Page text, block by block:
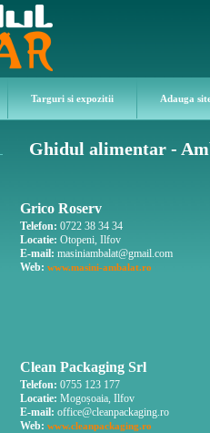
Targuri si expozitii Adauga
Ghidul alimentar -
Grico Roserv
Telefon: 0722 38 34 34
Locatie: Otopeni, Ilfov
E-mail: masiniambalat@gmail.com
Web: www.masini-ambalat.ro
Clean Packaging Srl
Telefon: 0755 123 177
Locatie: Mogoșoaia, Ilfov
E-mail: office@cleanpackaging.ro
Web: www.cleanpackaging.ro